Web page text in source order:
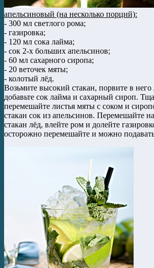
апельсиновый (на несколько порций):
- 300 мл светлого рома;
- газировка;
- 120 мл сока лайма;
- сок 2-х больших апельсинов;
- 60 мл сахарного сиропа;
- 20 веточек мяты;
- колотый лёд.
Возьмите высокий стакан, порвите в него
добавьте сок лайма и сахарный сироп.
перемешайте листья мяты с соком и
стакан сок из апельсинов. Перемешайте
стакан лёд, влейте ром и долейте
осторожно перемешайте и можно